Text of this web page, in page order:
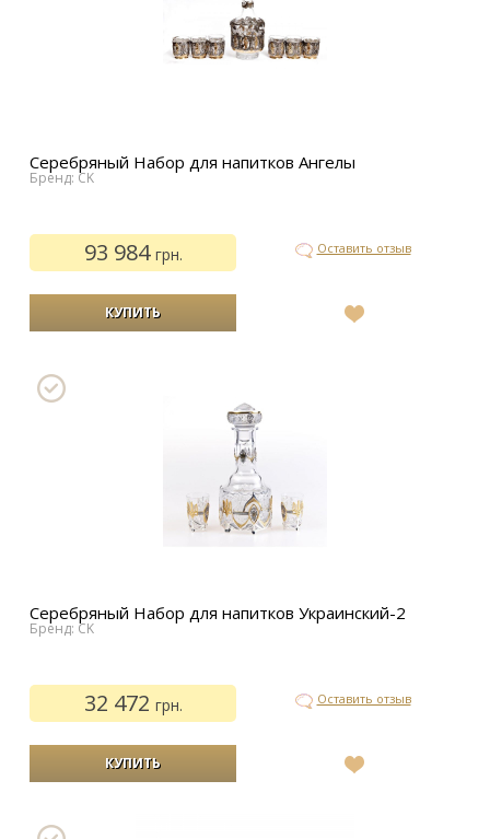
Серебряный Набор для напитков Ангелы
Бренд: CK
93 984 грн. Оставить отзыв
Серебряный Набор для напитков Украинский-2
Бренд: CK
32 472 грн. Оставить отзыв